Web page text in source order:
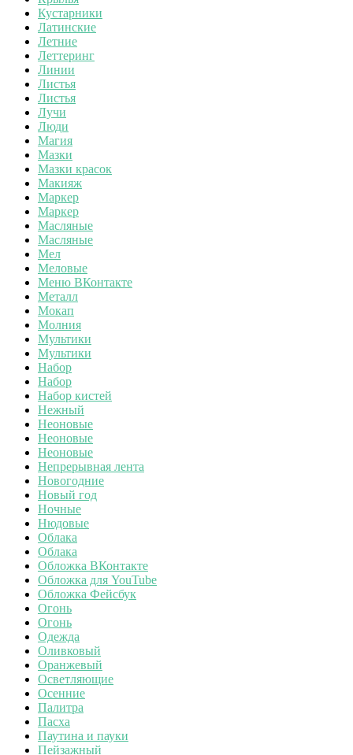
Кустарники
Латинские
Летние
Леттеринг
Линии
Листья
Листья
Лучи
Люди
Магия
Мазки
Мазки красок
Макияж
Маркер
Маркер
Масляные
Масляные
Мел
Меловые
Меню ВКонтакте
Металл
Мокап
Молния
Мультики
Мультики
Набор
Набор
Набор кистей
Нежный
Неоновые
Неоновые
Неоновые
Непрерывная лента
Новогодние
Новый год
Ночные
Нюдовые
Облака
Облака
Обложка ВКонтакте
Обложка для YouTube
Обложка Фейсбук
Огонь
Огонь
Одежда
Оливковый
Оранжевый
Осветляющие
Осенние
Палитра
Пасха
Паутина и пауки
Пейзажный